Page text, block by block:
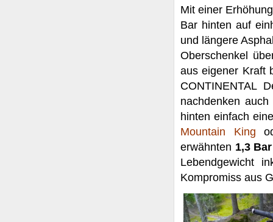
Mit einer
Bar hinten auf
und längere
Oberschenkel
aus eigener Kraft
CONTINENTAL
nachdenken
hinten einfach
Mountain King
erwähnten 1,3
Lebendgewicht
Kompromiss aus